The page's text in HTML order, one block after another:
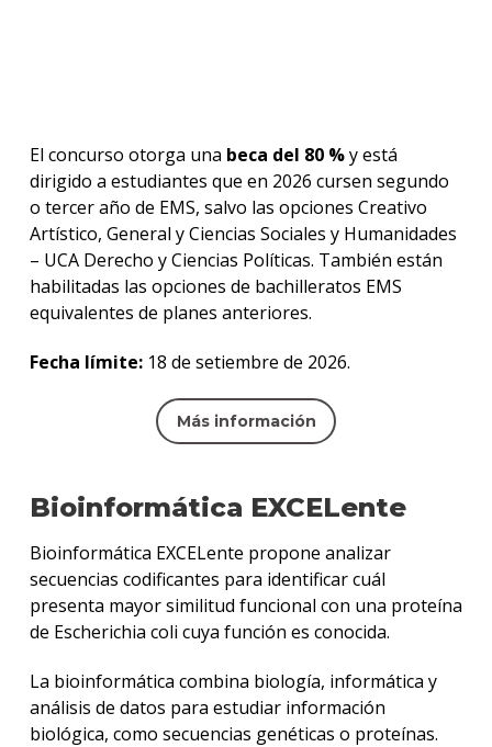
El concurso otorga una beca del 80 %y está
dirigido a estudiantes que en 2026 cursen segundo
o tercer año de EMS, salvo las opciones Creativo
Artístico, General y Ciencias Sociales y Humanidades
– UCA Derecho y Ciencias Políticas. También están
habilitadas las opciones de bachilleratos EMS
equivalentes de planes anteriores.
Fecha límite:18 de setiembre de 2026.
Más información
Bioinformática EXCELente
Bioinformática EXCELente propone analizar
secuencias codificantes para identificar cuál
presenta mayor similitud funcional con una proteína
de Escherichia coli cuya función es conocida.
La bioinformática combina biología, informática y
análisis de datos para estudiar información
biológica, como secuencias genéticas o proteínas.